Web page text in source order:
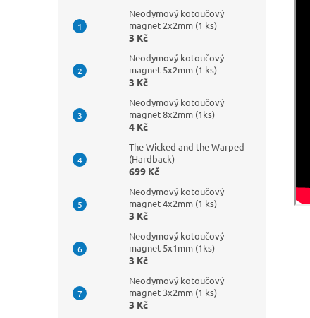
Neodymový kotoučový
magnet 2x2mm (1 ks)
3 Kč
Neodymový kotoučový
magnet 5x2mm (1 ks)
3 Kč
Neodymový kotoučový
magnet 8x2mm (1ks)
4 Kč
The Wicked and the Warped
(Hardback)
699 Kč
Neodymový kotoučový
magnet 4x2mm (1 ks)
3 Kč
Neodymový kotoučový
magnet 5x1mm (1ks)
3 Kč
Neodymový kotoučový
magnet 3x2mm (1 ks)
3 Kč